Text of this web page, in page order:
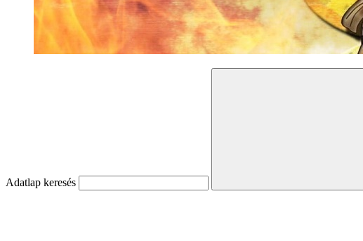
Adatlap keresés